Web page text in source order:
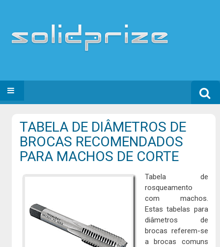
Search
for:
SKIP TO CONTENT
TABELA DE DIÂMETROS DE
BROCAS RECOMENDADOS
PARA MACHOS DE CORTE
Tabela de
rosqueamento
com machos.
Estas tabelas para
diâmetros de
brocas referem-se
a brocas comuns